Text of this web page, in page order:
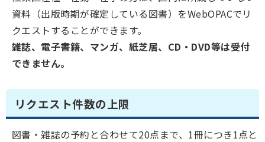
資料（出版時期が確定している図書）をWebOPACでリ
クエストすることができます。
雑誌、電子書籍、マンガ、紙芝居、CD・DVD等は受付
できません。
リクエスト件数の上限
図書・雑誌の予約と合わせて20点まで、1冊につき1点と